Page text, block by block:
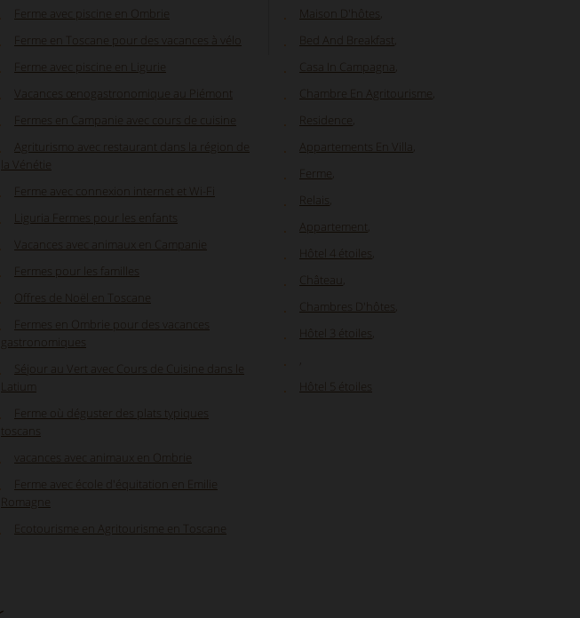
Ferme avec piscine en Ombrie
Ferme en Toscane pour des vacances à vélo
Ferme avec piscine en Ligurie
Vacances œnogastronomique au Piémont
Fermes en Campanie avec cours de cuisine
Agriturismo avec restaurant dans la région de
la Vénétie
Ferme avec connexion internet et Wi-Fi
Liguria Fermes pour les enfants
Vacances avec animaux en Campanie
Fermes pour les familles
Offres de Noël en Toscane
Fermes en Ombrie pour des vacances
gastronomiques
Séjour au Vert avec Cours de Cuisine dans le
Latium
Ferme où déguster des plats typiques
toscans
vacances avec animaux en Ombrie
Ferme avec école d'équitation en Emilie
Romagne
Ecotourisme en Agritourisme en Toscane
Maison D'hôtes
Bed And Breakfast
Casa In Campagna
Chambre En Agritourisme
Residence
Appartements En Villa
Ferme
Relais
Appartement
Hôtel 4 étoiles
Château
Chambres D'hôtes
Hôtel 3 étoiles
Hôtel 5 étoiles